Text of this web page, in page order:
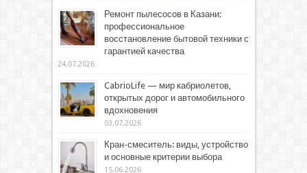
Ремонт пылесосов в Казани:
профессиональное
восстановление бытовой техники с
гарантией качества
24.07.2026
CabrioLife — мир кабриолетов,
открытых дорог и автомобильного
вдохновения
03.07.2026
Кран-смеситель: виды, устройство
и основные критерии выбора
15.06.2026